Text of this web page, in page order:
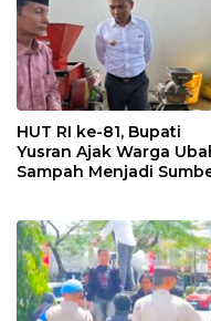
HUT RI ke-81, Bupati
Yusran Ajak Warga
Sampah Menjadi